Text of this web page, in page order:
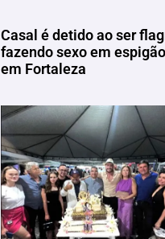
Casal é detido ao ser
fazendo sexo em
em Fortaleza